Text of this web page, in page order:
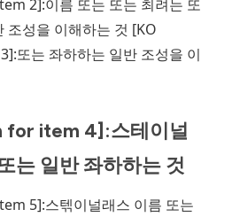
2]:이름 또는 또는 최려는 또
조성을 이해하는 것 [KO
또는 좌하하는 일반 조성을 이
for item 4]:스테이널
는 일반 좌하하는 것
5]:스텎이널래스 이름 또는